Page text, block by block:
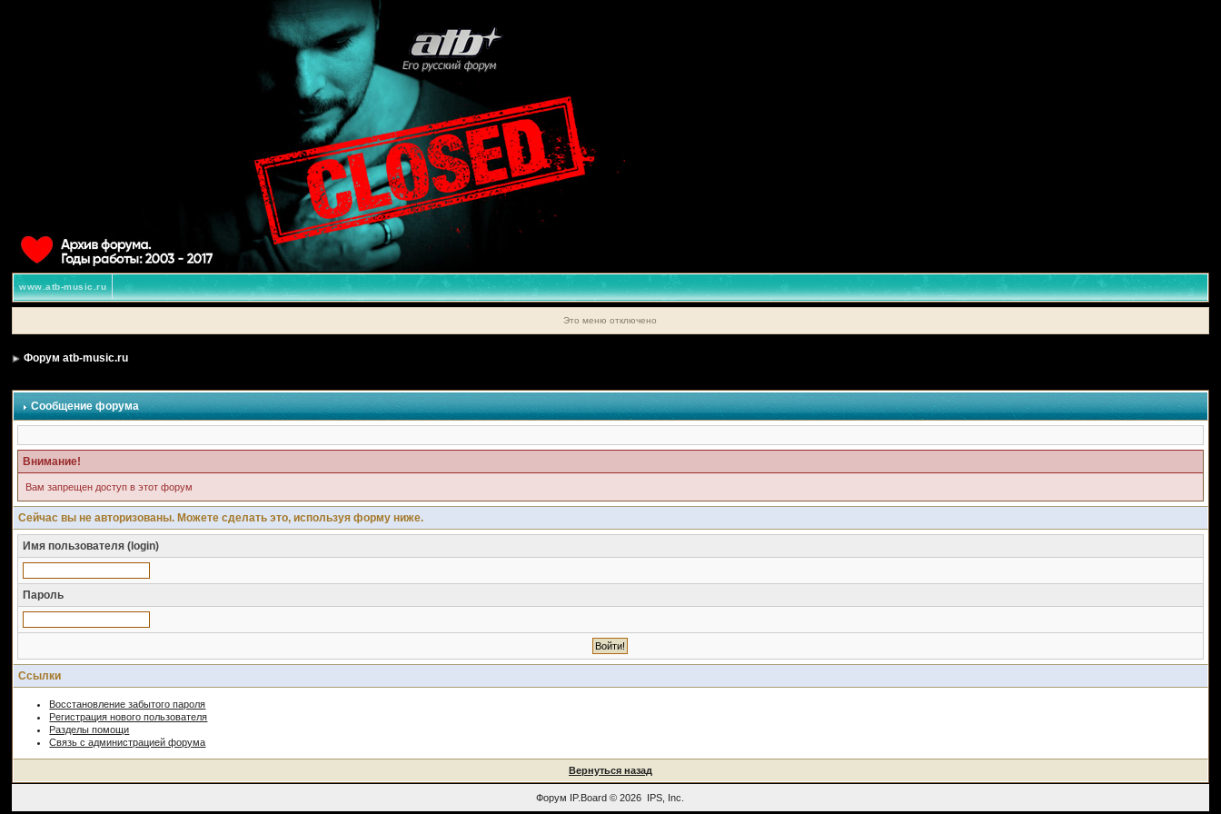
www.atb-music.ru
Это меню отключено
Форум atb-music.ru
Сообщение форума
Внимание!
Вам запрещен доступ в этот форум
Сейчас вы не авторизованы. Можете сделать это, используя форму ниже.
Имя пользователя (login)
Пароль
Ссылки
Восстановление забытого пароля
Регистрация нового пользователя
Разделы помощи
Связь с администрацией форума
Вернуться назад
Форум IP.Board © 2026 IPS, Inc